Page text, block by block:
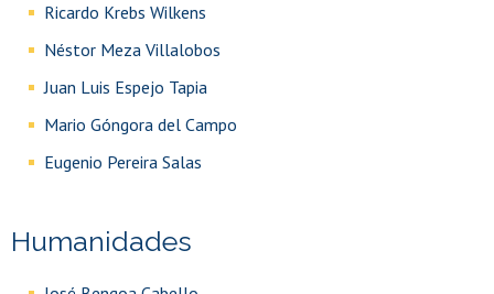
Ricardo Krebs Wilkens
Néstor Meza Villalobos
Juan Luis Espejo Tapia
Mario Góngora del Campo
Eugenio Pereira Salas
Humanidades